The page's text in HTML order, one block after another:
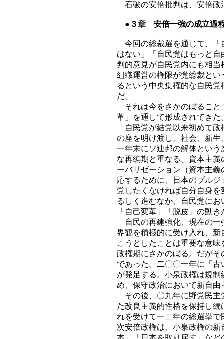
石破の安倍批判は、安倍政
●３章 安倍一強の成立過
今回の総裁選を通じて、「
はない」「自民党はもっと
判的意見が自民党内にも相
組織運営の権限が党総裁と
るという中央集権的な自民
だ。
それは今をさかのぼること
革」を通して形成されてきた
自民党が結党以来初めて政
の座を明け渡し、社会、新
一年末にソ連邦の解体とい
な再編期と重なる。資本主
ーバリゼーション（資本主
応するために、日本のブル
党したくなければ自分自身
るしく進むなか、自民党に
「自己変革」「脱皮」の動
自民の再建強化、現在の一
界観を積極的に受け入れ、
こうとしたことは重要な意
政権期にさかのぼる。だが
であった。二〇〇一年に「
が発足する。小泉政権は規
め、保守政治において新自
その後、〇九年に野党民主
た改良主義的性格を保持し
れを受けて一二年の総選挙
次安倍政権は、小泉政権の
本」「日本を取り戻す」な